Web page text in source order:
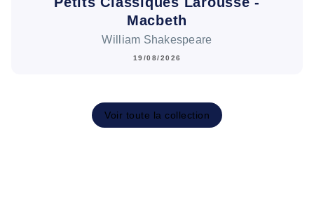
Macbeth
William Shakespeare
19/08/2026
Voir toute la collection